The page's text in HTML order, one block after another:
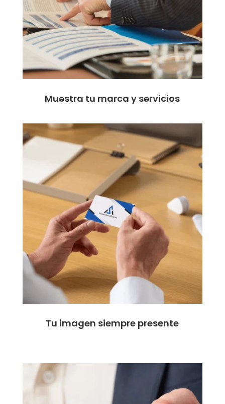
Muestra tu marca y servicios
Tu imagen siempre presente